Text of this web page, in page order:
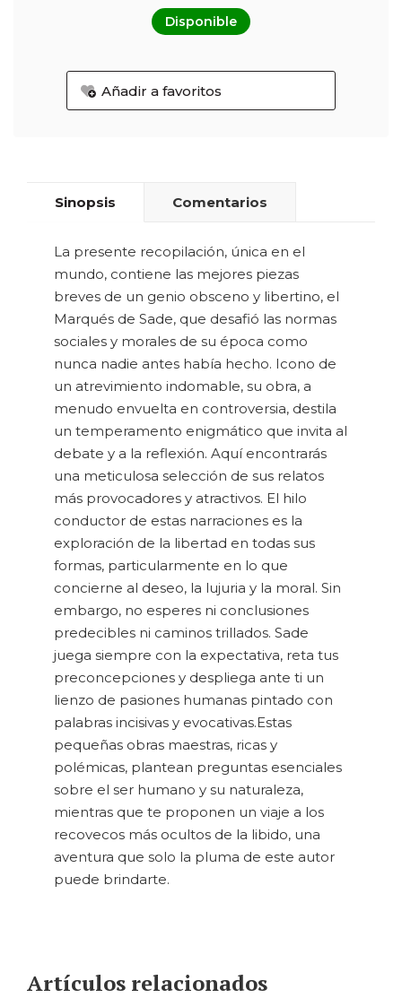
Disponible
Añadir a favoritos
Sinopsis Comentarios
La presente recopilación, única en el
mundo, contiene las mejores piezas
breves de un genio obsceno y libertino, el
Marqués de Sade, que desafió las normas
sociales y morales de su época como
nunca nadie antes había hecho. Icono de
un atrevimiento indomable, su obra, a
menudo envuelta en controversia, destila
un temperamento enigmático que invita al
debate y a la reflexión. Aquí encontrarás
una meticulosa selección de sus relatos
más provocadores y atractivos. El hilo
conductor de estas narraciones es la
exploración de la libertad en todas sus
formas, particularmente en lo que
concierne al deseo, la lujuria y la moral. Sin
embargo, no esperes ni conclusiones
predecibles ni caminos trillados. Sade
juega siempre con la expectativa, reta tus
preconcepciones y despliega ante ti un
lienzo de pasiones humanas pintado con
palabras incisivas y evocativas.Estas
pequeñas obras maestras, ricas y
polémicas, plantean preguntas esenciales
sobre el ser humano y su naturaleza,
mientras que te proponen un viaje a los
recovecos más ocultos de la libido, una
aventura que solo la pluma de este autor
puede brindarte.
Artículos relacionados